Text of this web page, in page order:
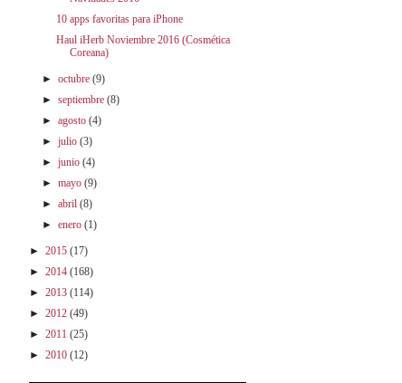
10 apps favoritas para iPhone
Haul iHerb Noviembre 2016 (Cosmética
Coreana)
►octubre (9)
►septiembre (8)
►agosto (4)
►julio (3)
►junio (4)
►mayo (9)
►abril (8)
►enero (1)
► 2015 (17)
► 2014 (168)
► 2013 (114)
► 2012 (49)
► 2011 (25)
► 2010 (12)